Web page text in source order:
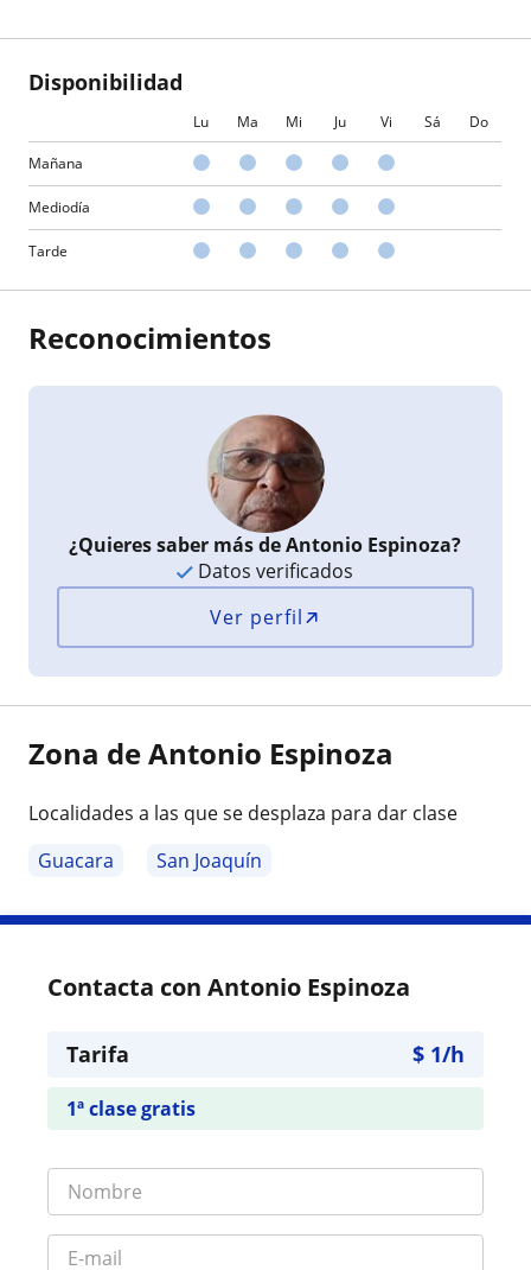
Disponibilidad
Lu Ma Mi Ju Vi Sá Do
Mañana
Mediodía
Tarde
Reconocimientos
¿Quieres saber más de Antonio Espinoza?
Datos verificados
Ver perfil
Zona de Antonio Espinoza
Localidades a las que se desplaza para dar clase
Guacara
San Joaquín
Contacta con Antonio Espinoza
Tarifa $ 1/h
1ª clase gratis